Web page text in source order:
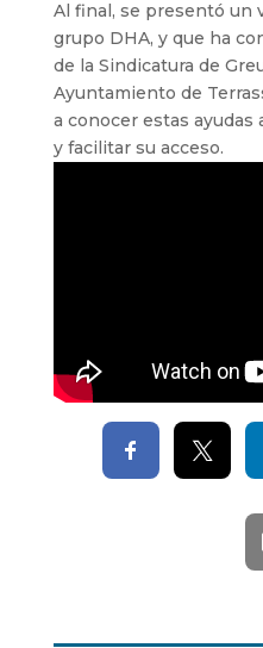
Al final, se presentó un
grupo DHA, y que ha
de la Sindicatura de
Ayuntamiento de
a conocer estas ayudas
y facilitar su acceso.